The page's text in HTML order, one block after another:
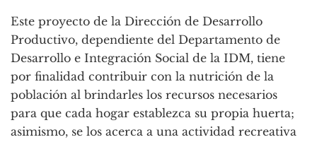
Este proyecto de la Dirección de Desarrollo
Productivo, dependiente del Departamento de
Desarrollo e Integración Social de la IDM, tiene
por finalidad contribuir con la nutrición de la
población al brindarles los recursos necesarios
para que cada hogar establezca su propia huerta;
asimismo, se los acerca a una actividad recreativa